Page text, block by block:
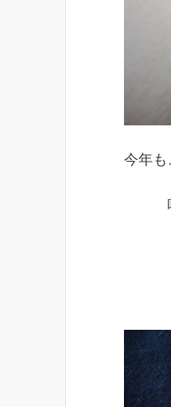
今年も
呼吸
オ
神